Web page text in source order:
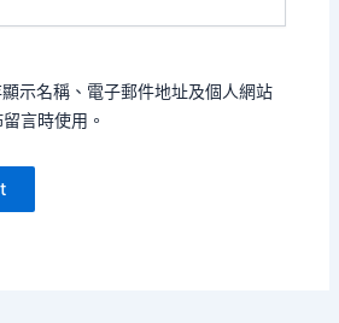
示名稱、電子郵件地址及個人網站
言時使用。